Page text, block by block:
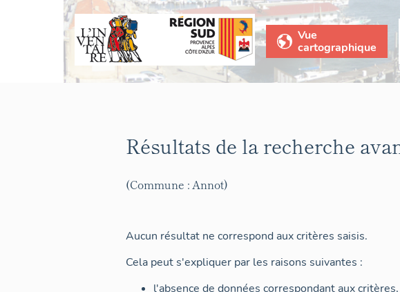
Vue
cartographique
Résultats de la recherche
(Commune : Annot)
Aucun résultat ne correspond aux critères saisis.
Cela peut s'expliquer par les raisons suivantes :
l'absence de données correspondant aux critères,